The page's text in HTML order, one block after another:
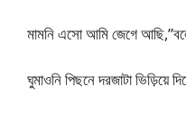
মামনি এসো আমি জেগে
ঘুমাওনি পিছনে দরজাটা ভিড়িয়ে